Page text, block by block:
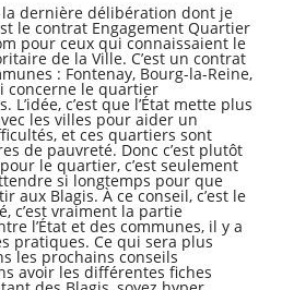
dernière délibération dont je
le contrat Engagement Quartier
pour ceux qui connaissaient le
de la Ville. C’est un contrat
: Fontenay, Bourg-la-Reine,
concerne le quartier
c’est que l’État mette plus
les villes pour aider un
et ces quartiers sont
de pauvreté. Donc c’est plutôt
le quartier, c’est seulement
si longtemps pour que
aux Blagis. À ce conseil, c’est le
c’est vraiment la partie
l’État et des communes, il y a
pratiques. Ce qui sera plus
les prochains conseils
avoir les différentes fiches